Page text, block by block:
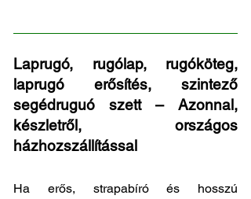
Laprugó, rugólap, rugóköteg,
laprugó erősítés, szintező
segédruguó szett – Azonnal,
készletről, országos
házhozszállítással
Ha erős, strapabíró és hosszú